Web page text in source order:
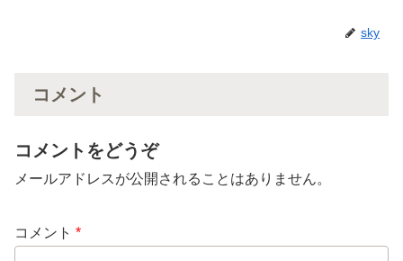
sky
コメント
コメントをどうぞ
メールアドレスが公開されることはありません。
コメント *